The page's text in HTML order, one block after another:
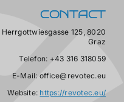
CONTACT
Herrgottwiesgasse 125, 8020
Graz
Telefon: +43 316 318059
E-Mail: office@revotec.eu
Website: https://revotec.eu/